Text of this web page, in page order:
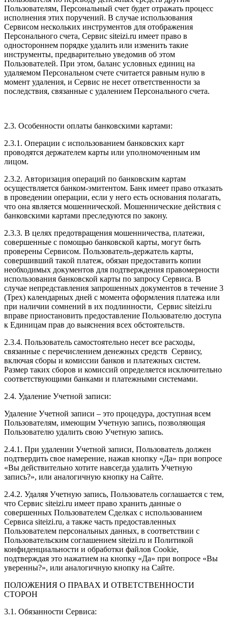
Пользователям, Персональный счет будет отражать процесс
исполнения этих поручений. В случае использования
Сервисом нескольких инструментов для отображения
Персонального счета, Сервис siteizi.ru имеет право в
одностороннем порядке удалить или изменить такие
инструменты, предварительно уведомив об этом
Пользователей. При этом, баланс условных единиц на
удаляемом Персональном счете считается равным нулю в
момент удаления, и Сервис не несет ответственности за
последствия, связанные с удалением Персонального счета.
2.3. Особенности оплаты банковскими картами:
2.3.1. Операции с использованием банковских карт
проводятся держателем карты или уполномоченным им
лицом.
2.3.2. Авторизация операций по банковским картам
осуществляется банком-эмитентом. Банк имеет право отказать
в проведении операции, если у него есть основания полагать,
что она является мошеннической. Мошеннические действия с
банковскими картами преследуются по закону.
2.3.3. В целях предотвращения мошенничества, платежи,
совершенные с помощью банковской карты, могут быть
проверены Сервисом. Пользователь-держатель карты,
совершивший такой платеж, обязан предоставить копии
необходимых документов для подтверждения правомерности
использования банковской карты по запросу Сервиса. В
случае непредставления запрошенных документов в течение 3
(Трех) календарных дней с момента оформления платежа или
при наличии сомнений в их подлинности, Сервис siteizi.ru
вправе приостановить предоставление Пользователю доступа
к Единицам прав до выяснения всех обстоятельств.
2.3.4. Пользователь самостоятельно несет все расходы,
связанные с перечислением денежных средств Сервису,
включая сборы и комиссии банков и платежных систем.
Размер таких сборов и комиссий определяется исключительно
соответствующими банками и платежными системами.
2.4. Удаление Учетной записи:
Удаление Учетной записи – это процедура, доступная всем
Пользователям, имеющим Учетную запись, позволяющая
Пользователю удалить свою Учетную запись.
2.4.1. При удалении Учетной записи, Пользователь должен
подтвердить свое намерение, нажав кнопку «Да» при вопросе
«Вы действительно хотите навсегда удалить Учетную
запись?», или аналогичную кнопку на Сайте.
2.4.2. Удаляя Учетную запись, Пользователь соглашается с тем,
что Сервис siteizi.ru имеет право хранить данные о
совершенных Пользователем Сделках с использованием
Сервиса siteizi.ru, а также часть предоставленных
Пользователем персональных данных, в соответствии с
Пользовательским соглашением siteizi.ru и Политикой
конфиденциальности и обработки файлов Cookie,
подтверждая это нажатием на кнопку «Да» при вопросе «Вы
уверенны?», или аналогичную кнопку на Сайте.
ПОЛОЖЕНИЯ О ПРАВАХ И ОТВЕТСТВЕННОСТИ
СТОРОН
3.1. Обязанности Сервиса: